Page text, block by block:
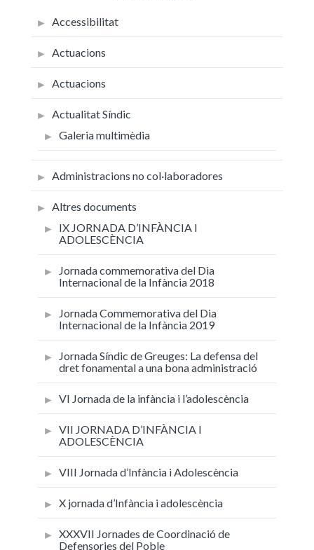
Accessibilitat
Actuacions
Actuacions
Actualitat Síndic
Galeria multimèdia
Administracions no col·laboradores
Altres documents
IX JORNADA D’INFÀNCIA I
ADOLESCÈNCIA
Jornada commemorativa del Dia
Internacional de la Infància 2018
Jornada Commemorativa del Dia
Internacional de la Infància 2019
Jornada Síndic de Greuges: La defensa del
dret fonamental a una bona administració
VI Jornada de la infància i l’adolescència
VII JORNADA D’INFÀNCIA I
ADOLESCÈNCIA
VIII Jornada d’Infància i Adolescència
X jornada d’Infància i adolescència
XXXVII Jornades de Coordinació de
Defensories del Poble